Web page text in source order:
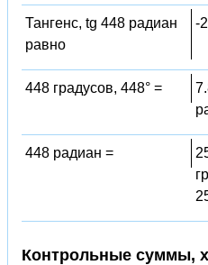
Тангенс, tg 448 радиан
равно
-
448 градусов, 448° =
448 радиан =
Контрольные суммы,